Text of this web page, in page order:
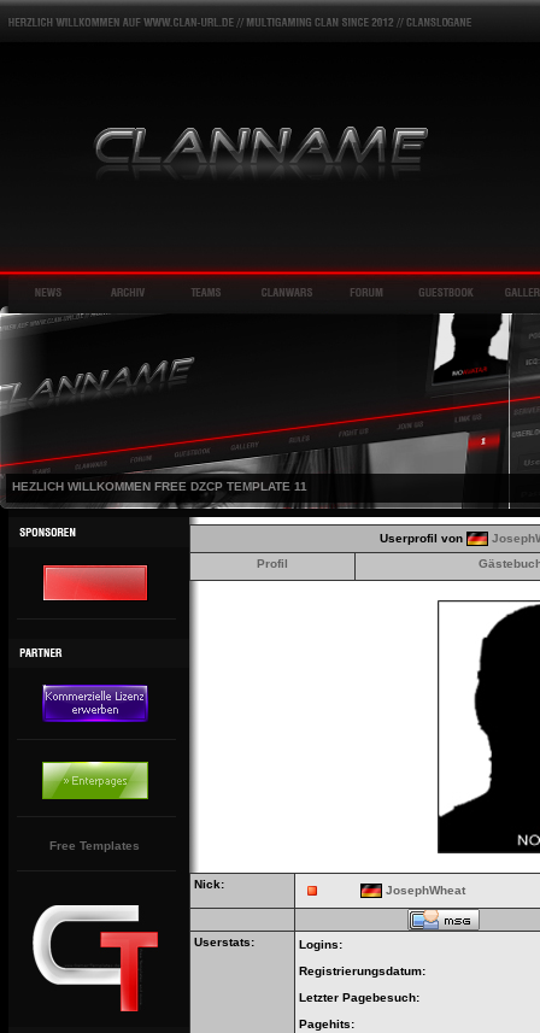
HEZLICH WILLKOMMEN FREE DZCP TEMPLATE 11
Free Templates
Userprofil von
Profil
Nick: JosephWheat
Userstats:
Logins:
Registrierungsdatum:
Letzter Pagebesuch:
Pagehits: